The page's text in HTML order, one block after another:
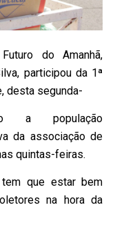
do Amanhã,
participou da 1ª
desta segunda-
a população
da associação de
quintas-feiras.
que estar bem
na hora da